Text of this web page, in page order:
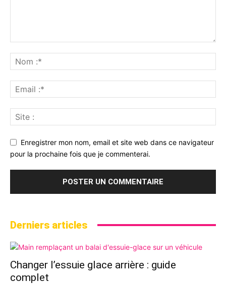
Enregistrer mon nom, email et site web dans ce navigateur
pour la prochaine fois que je commenterai.
Derniers articles
Changer l’essuie glace arrière : guide
complet